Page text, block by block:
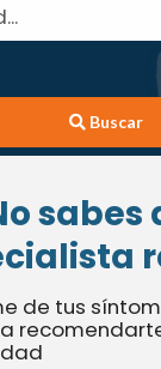
Buscar
sabes
de tus